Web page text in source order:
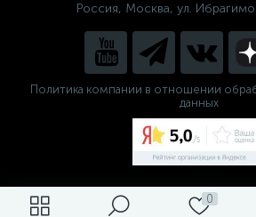
0
Россия, Москва, ул.
Политика компании в отношении
данных